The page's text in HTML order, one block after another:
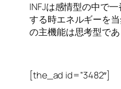
INFJは感情型の中で
する時エネルギーを
の主機能は思考型で
[the_ad id=”3482″]